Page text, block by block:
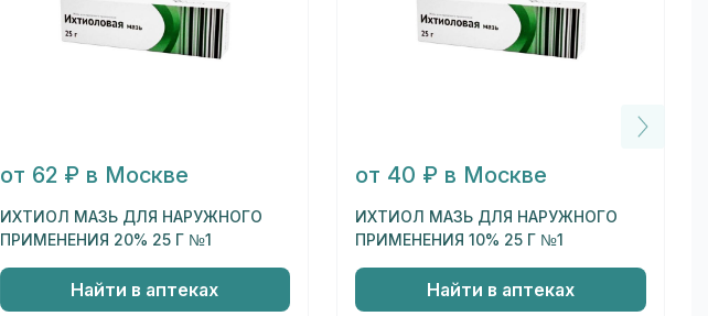
от 62 ₽ в Москве
ИХТИОЛ МАЗЬ ДЛЯ НАРУЖНОГО
ПРИМЕНЕНИЯ 20% 25 Г №1
Найти в аптеках
от 40 ₽ в Москве
ИХТИОЛ МАЗЬ ДЛЯ НАРУЖНОГО
ПРИМЕНЕНИЯ 10% 25 Г №1
Найти в аптеках